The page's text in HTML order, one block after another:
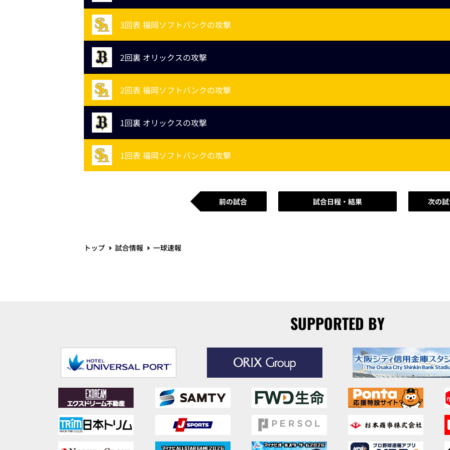
3回表 福岡ソフトバンクの攻撃
2回裏 オリックスの攻撃
2回表 福岡ソフトバンクの攻撃
1回裏 オリックスの攻撃
1回表 福岡ソフトバンクの攻撃
前の試合 試合日程・結果 次の
トップ 試合情報 一球速報
SUPPORTED BY